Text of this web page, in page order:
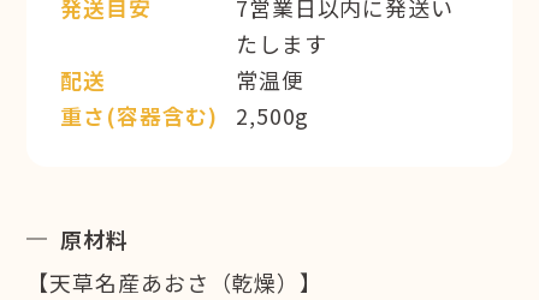
発送目安
7営業日以内に発送い
たします
配送
常温便
重さ(容器含む)
2,500g
原材料
【天草名産あおさ（乾燥）】